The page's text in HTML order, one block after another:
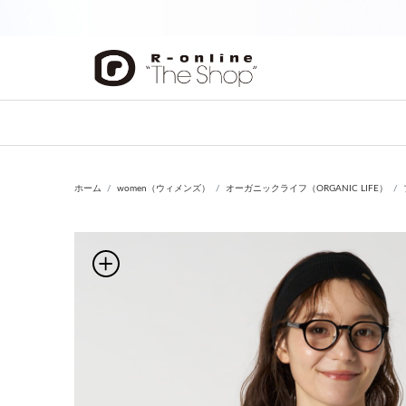
ホーム women（ウィメンズ） オーガニックライフ（ORGANIC LIFE）